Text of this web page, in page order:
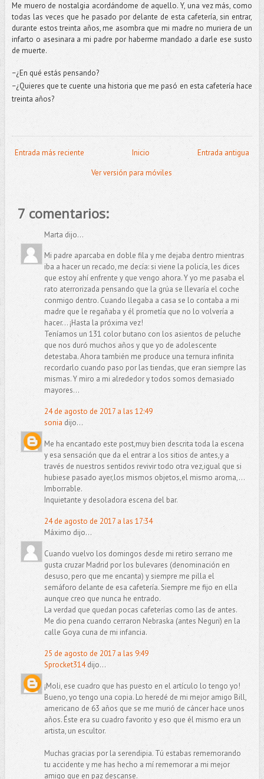
Me muero de nostalgia acordándome de aquello. Y, una vez más, como
todas las veces que he pasado por delante de esta cafetería, sin entrar,
durante estos treinta años, me asombra que mi madre no muriera de un
infarto o asesinara a mi padre por haberme mandado a darle ese susto
de muerte.
–¿En qué estás pensando?
–¿Quieres que te cuente una historia que me pasó en esta cafetería hace
treinta años?
Entrada más reciente Entrada antigua
Inicio
Ver versión para móviles
7 comentarios:
Marta dijo...
Mi padre aparcaba en doble fila y me dejaba dentro mientras
iba a hacer un recado, me decía: si viene la policía, les dices
que estoy ahí enfrente y que vengo ahora. Y yo me pasaba el
rato aterrorizada pensando que la grúa se llevaría el coche
conmigo dentro. Cuando llegaba a casa se lo contaba a mi
madre que le regañaba y él prometía que no lo volvería a
hacer... ¡Hasta la próxima vez!
Teníamos un 131 color butano con los asientos de peluche
que nos duró muchos años y que yo de adolescente
detestaba. Ahora también me produce una ternura infinita
recordarlo cuando paso por las tiendas, que eran siempre las
mismas. Y miro a mi alrededor y todos somos demasiado
mayores...
24 de agosto de 2017 a las 12:49
sonia dijo...
Me ha encantado este post,muy bien descrita toda la escena
y esa sensación que da el entrar a los sitios de antes,y a
través de nuestros sentidos revivir todo otra vez,igual que si
hubiese pasado ayer,los mismos objetos,el mismo aroma,...
Imborrable.
Inquietante y desoladora escena del bar.
24 de agosto de 2017 a las 17:34
Máximo dijo...
Cuando vuelvo los domingos desde mi retiro serrano me
gusta cruzar Madrid por los bulevares (denominación en
desuso, pero que me encanta) y siempre me pilla el
semáforo delante de esa cafetería. Siempre me fijo en ella
aunque creo que nunca he entrado.
La verdad que quedan pocas cafeterías como las de antes.
Me dio pena cuando cerraron Nebraska (antes Neguri) en la
calle Goya cuna de mi infancia.
25 de agosto de 2017 a las 9:49
Sprocket314dijo...
¡Moli, ese cuadro que has puesto en el artículo lo tengo yo!
Bueno, yo tengo una copia. Lo heredé de mi mejor amigo Bill,
americano de 63 años que se me murió de cáncer hace unos
años. Éste era su cuadro favorito y eso que él mismo era un
artista, un escultor.
Muchas gracias por la serendipia. Tú estabas rememorando
tu accidente y me has hecho a mí rememorar a mi mejor
amigo que en paz descanse.